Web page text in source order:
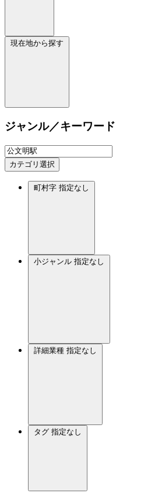
現在地から探す
ジャンル／キーワード
カテゴリ選択
町村字 指定なし
小ジャンル 指定なし
詳細業種 指定なし
タグ 指定なし